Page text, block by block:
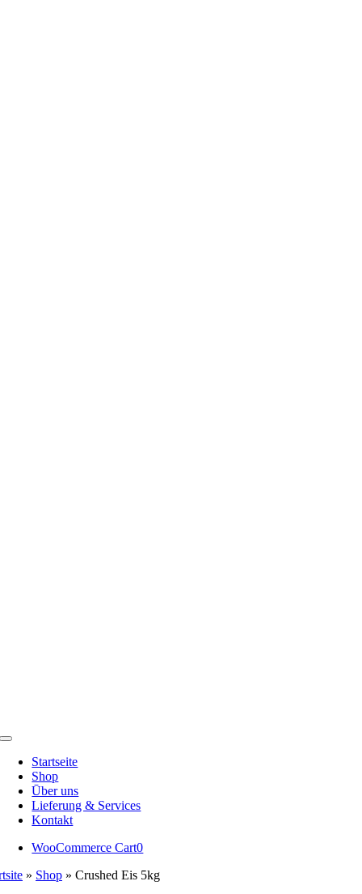
Toggle
NavigationStartseite
Shop
Ūber uns
Lieferung & Services
Kontakt
WooCommerce Cart0
» Shop » Crushed Eis 5kg